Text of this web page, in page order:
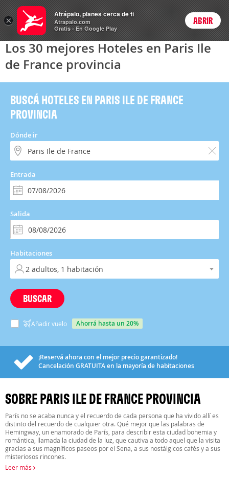
Hoteles Precios enPeso
ARSCambiar moneda
Login
Los 30 mejores Hoteles en Paris Ile
de France provincia
BUSCÁ HOTELES EN PARIS ILE DE FRANCE
PROVINCIA
Dónde ir
Entrada
Salida
Habitaciones
BUSCAR
Añadir vuelo ahorrá hasta un 20%
¡Reservá ahora con el mejor precio garantizado!
Cancelación GRATUITAen la mayoría de habitaciones
SOBRE PARIS ILE DE FRANCE PROVINCIA
París no se acaba nunca y el recuerdo de cada persona que ha vivido allí es
distinto del recuerdo de cualquier otra. Qué mejor que las palabras de
Hemingway, un enamorado de París, para describir esta ciudad bohemia y
romántica, llamada la ciudad de la luz, que cautiva a todo aquel que la visita
gracias a sus magníficos paseos por el Sena, a sus nostálgicos cafés y a sus
misteriosos rincones.
Leer más
×
Atrápalo, planes cerca de ti
Atrapalo.com
Gratis - En Google Play
ABRIR